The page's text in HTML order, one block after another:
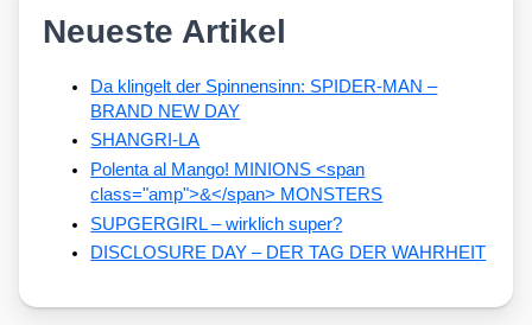
Neueste Artikel
Da klingelt der Spinnensinn: SPIDER-MAN –
BRAND NEW DAY
SHANGRI-LA
Polenta al Mango! MINIONS <span
class="amp">&</span> MONSTERS
SUPGERGIRL – wirklich super?
DISCLOSURE DAY – DER TAG DER WAHRHEIT